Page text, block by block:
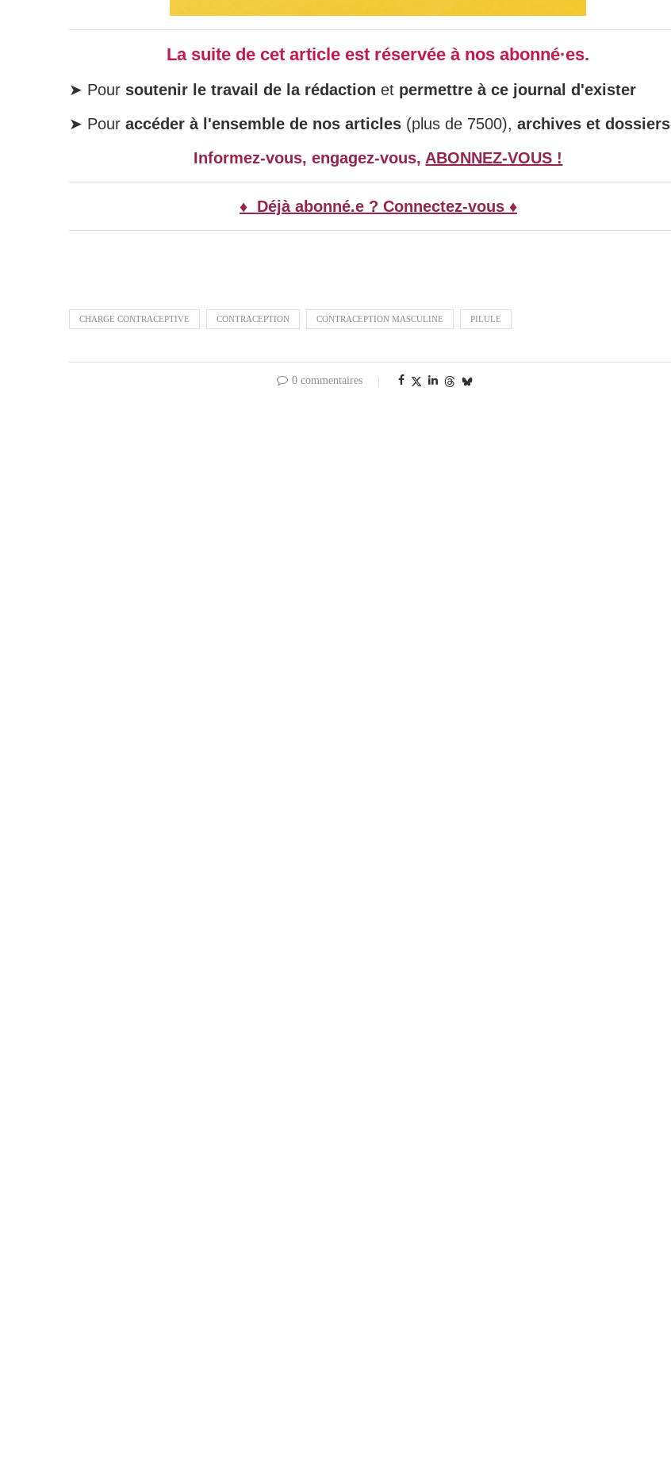
La suite de cet article est réservée à nos abonné·es.
➤ Pour soutenir le travail de la rédaction et permettre à ce journal d'exister
➤ Pour accéder à l'ensemble de nos articles (plus de 7500), archives et dossiers
Informez-vous, engagez-vous, ABONNEZ-VOUS !
♦ Déjà abonné.e ? Connectez-vous ♦
CHARGE CONTRACEPTIVE CONTRACEPTION CONTRACEPTION MASCULINE PILULE
0 commentaires